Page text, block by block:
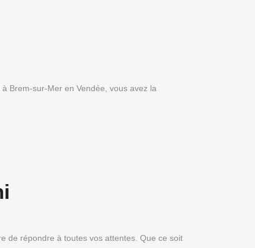
Brem-sur-Mer en Vendée, vous avez la
de répondre à toutes vos attentes. Que ce soit